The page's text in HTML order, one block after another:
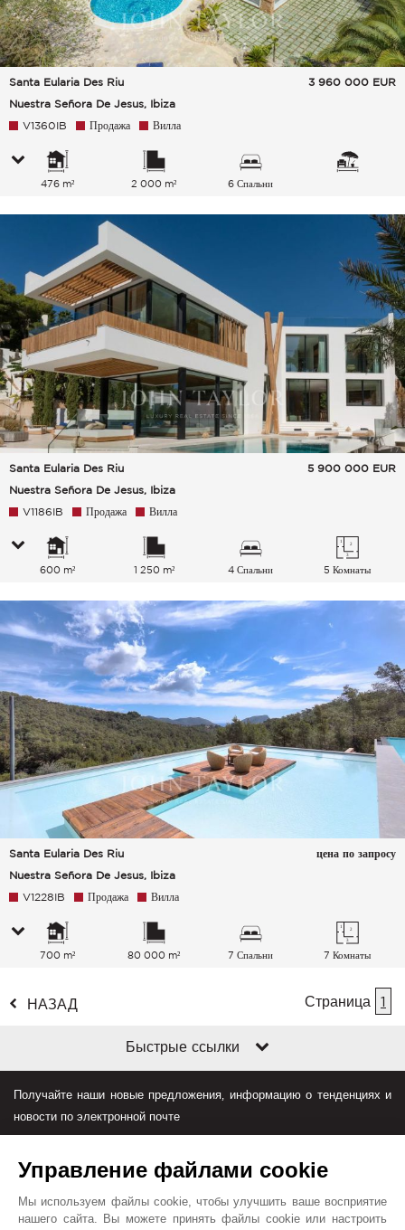
Santa Eularia Des Riu
Nuestra Señora De Jesus, Ibiza
3 960 000 EUR
V1360IB Продажа Вилла
476 m² 2 000 m² 6 Спальни
Santa Eularia Des Riu
Nuestra Señora De Jesus, Ibiza
5 900 000 EUR
V1186IB Продажа Вилла
600 m² 1 250 m² 4 Спальни 5 Комнаты
Santa Eularia Des Riu
Nuestra Señora De Jesus, Ibiza
цена по запросу
V1228IB Продажа Вилла
700 m² 80 000 m² 7 Спальни 7 Комнаты
НАЗАД Страница 1
Быстрые ссылки
Получайте наши новые предложения, информацию о тенденциях и
новости по электронной почте
Управление файлами cookie
Мы используем файлы cookie, чтобы улучшить ваше восприятие
нашего сайта. Вы можете принять файлы cookie или настроить